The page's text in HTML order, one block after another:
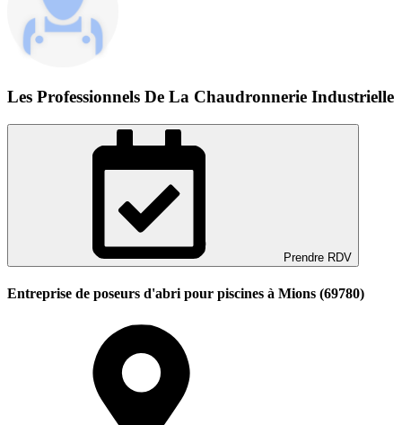
Les Professionnels De La Chaudronnerie Industrielle
Prendre RDV
Entreprise de poseurs d'abri pour piscines à Mions (69780)